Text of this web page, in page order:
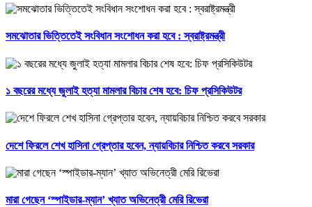
সমঝোতার ভিত্তিতেই সংবিধান সংশোধন করা হবে : স্বরাষ্ট্রমন্ত্রী
১ বছরের মধ্যে জুলাই হত্যা মামলার বিচার শেষ হবে: চিফ প্রসিকিউটর
দেশে ফিরলে শেখ হাসিনা গ্রেপ্তার হবেন, ন্যায়বিচার নিশ্চিত করবে সরকার
মারা গেছেন ‘স্পাইডার-ম্যান’ খ্যাত অভিনেত্রী মেরি রিভেরা